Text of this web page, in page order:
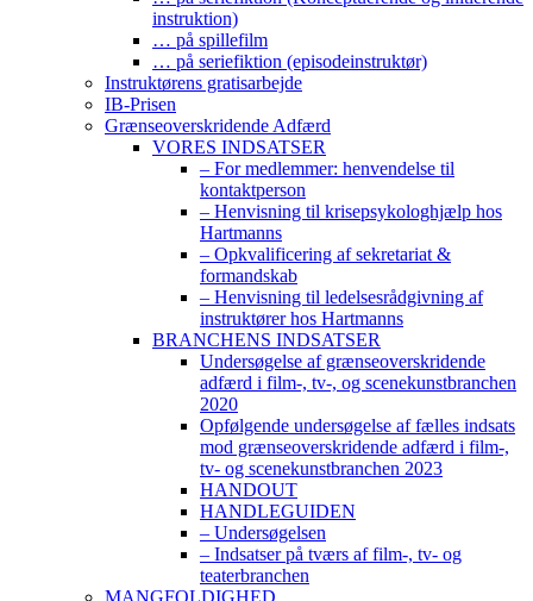
instruktion)
… på spillefilm
… på seriefiktion (episodeinstruktør)
Instruktørens gratisarbejde
IB-Prisen
Grænseoverskridende Adfærd
VORES INDSATSER
– For medlemmer: henvendelse til
kontaktperson
– Henvisning til krisepsykologhjælp hos
Hartmanns
– Opkvalificering af sekretariat &
formandskab
– Henvisning til ledelsesrådgivning af
instruktører hos Hartmanns
BRANCHENS INDSATSER
Undersøgelse af grænseoverskridende
adfærd i film-, tv-, og scenekunstbranchen
2020
Opfølgende undersøgelse af fælles indsats
mod grænseoverskridende adfærd i film-,
tv- og scenekunstbranchen 2023
HANDOUT
HANDLEGUIDEN
– Undersøgelsen
– Indsatser på tværs af film-, tv- og
teaterbranchen
MANGFOLDIGHED